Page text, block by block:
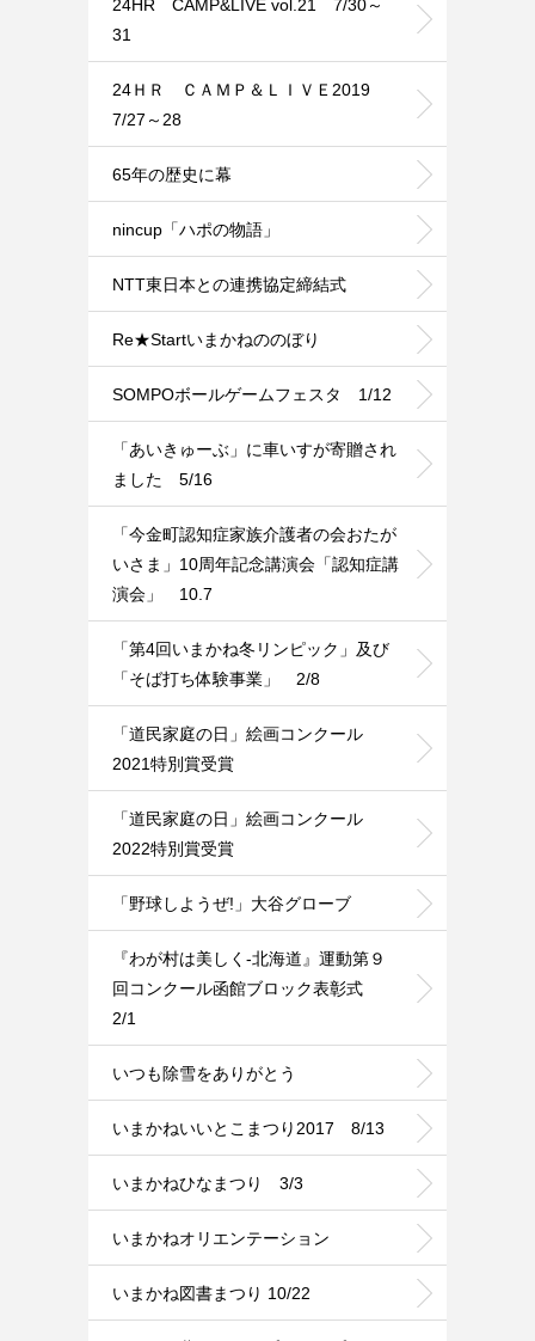
24HR CAMP&LIVE vol.21 7/30～
31
24ＨＲ ＣＡＭＰ＆ＬＩＶＥ2019
7/27～28
65年の歴史に幕
nincup「ハポの物語」
NTT東日本との連携協定締結式
Re★Startいまかねののぼり
SOMPOボールゲームフェスタ 1/12
「あいきゅーぶ」に車いすが寄贈され
ました 5/16
「今金町認知症家族介護者の会おたが
いさま」10周年記念講演会「認知症講
演会」 10.7
「第4回いまかね冬リンピック」及び
「そば打ち体験事業」 2/8
「道民家庭の日」絵画コンクール
2021特別賞受賞
「道民家庭の日」絵画コンクール
2022特別賞受賞
「野球しようぜ!」大谷グローブ
『わが村は美しく-北海道』運動第９
回コンクール函館ブロック表彰式
2/1
いつも除雪をありがとう
いまかねいいとこまつり2017 8/13
いまかねひなまつり 3/3
いまかねオリエンテーション
いまかね図書まつり 10/22